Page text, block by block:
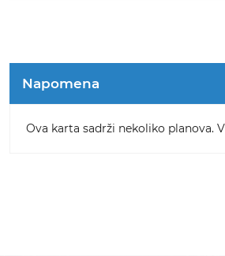
Napomena
Ova karta sadrži nekoliko planova.